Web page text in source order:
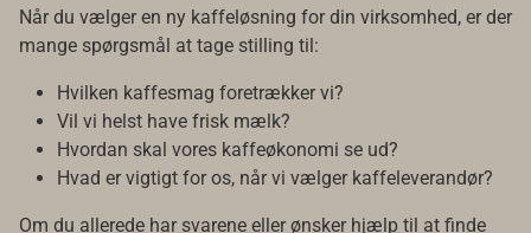
Når du vælger en ny kaffeløsning for din virksomhed, er der
mange spørgsmål at tage stilling til:
Hvilken kaffesmag foretrækker vi?
Vil vi helst have frisk mælk?
Hvordan skal vores kaffeøkonomi se ud?
Hvad er vigtigt for os, når vi vælger kaffeleverandør?
Om du allerede har svarene eller ønsker hjælp til at finde